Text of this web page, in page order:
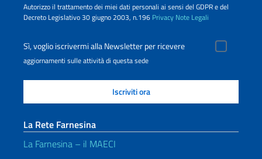
Autorizzo il trattamento dei miei dati personali ai sensi del GDPR e del
Decreto Legislativo 30 giugno 2003, n.196 Privacy Note Legali
Sì, voglio iscrivermi alla Newsletter per ricevere
aggiornamenti sulle attività di questa sede
La Rete Farnesina
La Farnesina – il MAECI